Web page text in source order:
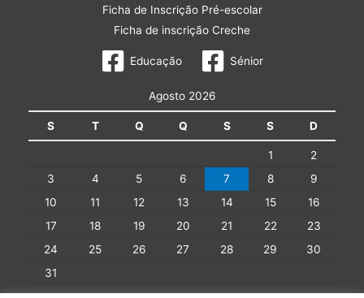
Ficha de Inscrição Pré-escolar
Ficha de inscrição Creche
Educação Sénior
Agosto 2026
S T Q Q S S D
1
2
3
4 5 6 7 8
9
10
11 12 13 14 15
16
17
18 19 20 21 22
23
24
25 26 27 28 29
30
31